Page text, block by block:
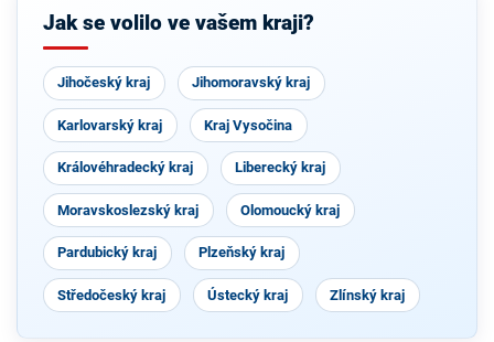
Jak se volilo ve vašem kraji?
Jihočeský kraj Jihomoravský kraj
Karlovarský kraj Kraj Vysočina
Královéhradecký kraj Liberecký kraj
Moravskoslezský kraj Olomoucký kraj
Pardubický kraj Plzeňský kraj
Středočeský kraj Ústecký kraj Zlínský kraj